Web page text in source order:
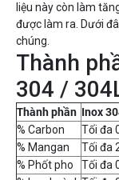
liệu này còn làm
được làm ra. Dưới
chúng.
Thành
304 /
Thành phần Inox
% Carbon Tối đa
% Mangan
Tối đa
% Phốt pho
Tối đa